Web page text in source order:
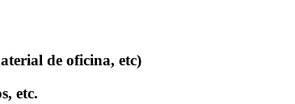
de oficina, etc)
etc.